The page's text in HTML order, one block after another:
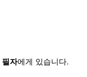
필자에게 있습니다.